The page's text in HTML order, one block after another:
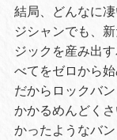
結局、どんなに
ジシャンでも、
ジックを産み出
べてをゼロから始
だからロックバ
かかるめんどく
かったようなバ